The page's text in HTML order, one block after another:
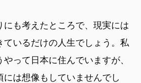
も考えたところで、現実には
ているだけの人生でしょう。私
って日本に住んでいますが、
には想像もしていませんでし